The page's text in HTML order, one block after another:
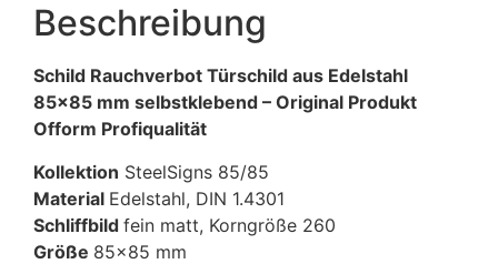
Beschreibung
Schild Rauchverbot Türschild aus Edelstahl
85×85 mm selbstklebend – Original Produkt
Ofform Profiqualität
Kollektion SteelSigns 85/85
Material Edelstahl, DIN 1.4301
Schliffbild fein matt, Korngröße 260
Größe 85×85 mm